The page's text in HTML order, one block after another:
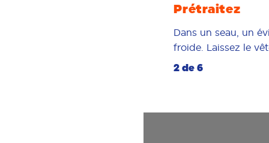
Prétraitez
Dans un seau, un
froide. Laissez le
2 de 6